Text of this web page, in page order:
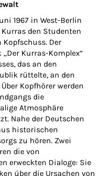
1967 in West-Berlin
den Studenten
Kopfschuss. Der
Kurras-Komplex“
das an den
rüttelte, an den
Kopfhörer werden
die
Atmosphäre
Nahe der Deutschen
historischen
zu hören. Zwei
die von
erweckten Dialoge: Sie
über die Ursachen von